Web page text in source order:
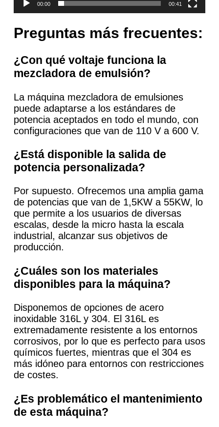
00:00 00:41
Preguntas más frecuentes:
¿Con qué voltaje funciona la
mezcladora de emulsión?
La máquina mezcladora de emulsiones
puede adaptarse a los estándares de
potencia aceptados en todo el mundo, con
configuraciones que van de 110 V a 600 V.
¿Está disponible la salida de
potencia personalizada?
Por supuesto. Ofrecemos una amplia gama
de potencias que van de 1,5KW a 55KW, lo
que permite a los usuarios de diversas
escalas, desde la micro hasta la escala
industrial, alcanzar sus objetivos de
producción.
¿Cuáles son los materiales
disponibles para la máquina?
Disponemos de opciones de acero
inoxidable 316L y 304. El 316L es
extremadamente resistente a los entornos
corrosivos, por lo que es perfecto para usos
químicos fuertes, mientras que el 304 es
más idóneo para entornos con restricciones
de costes.
¿Es problemático el mantenimiento
de esta máquina?